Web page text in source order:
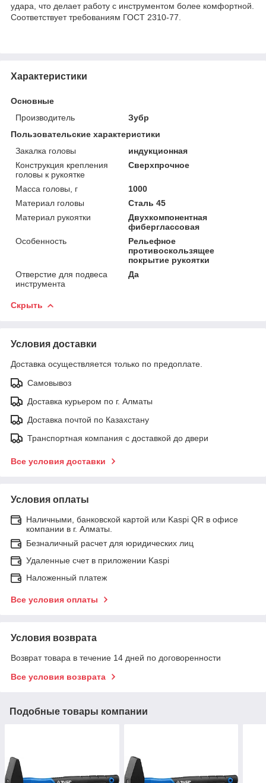
удара, что делает работу с инструментом более комфортной.
Соответствует требованиям ГОСТ 2310-77.
Характеристики
Основные
Производитель
Зубр
Пользовательские характеристики
Закалка головы
индукционная
Конструкция крепления
головы к рукоятке
Сверхпрочное
Масса головы, г
1000
Материал головы
Сталь 45
Материал рукоятки
Двухкомпонентная
фиберглассовая
Особенность
Рельефное
противоскользящее
покрытие рукоятки
Отверстие для подвеса
инструмента
Да
Скрыть
Условия доставки
Доставка осуществляется только по предоплате.
Самовывоз
Доставка курьером по г. Алматы
Доставка почтой по Казахстану
Транспортная компания с доставкой до двери
Все условия доставки
Условия оплаты
Наличными, банковской картой или Kaspi QR в офисе
компании в г. Алматы.
Безналичный расчет для юридических лиц
Удаленные счет в приложении Kaspi
Наложенный платеж
Все условия оплаты
Условия возврата
Возврат товара в течение 14 дней по договоренности
Все условия возврата
Подобные товары компании